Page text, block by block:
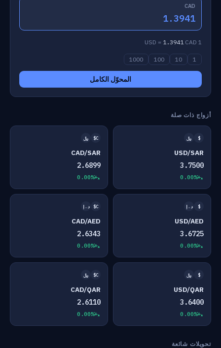
CAD
1.3941
1 USD =
1.3941 CAD
1
10
100
1000
المحوّل الكامل
أزواج ذات صلة
$ ﷼
USD/SAR
3.7500
+0.00%
C$ ﷼
CAD/SAR
2.6899
+0.00%
$ د.إ
USD/AED
3.6725
+0.00%
C$ د.إ
CAD/AED
2.6343
+0.00%
$ ﷼
USD/QAR
3.6400
+0.00%
C$ ﷼
CAD/QAR
2.6110
+0.00%
تحويلات شائعة